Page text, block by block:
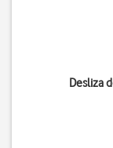
Desliza